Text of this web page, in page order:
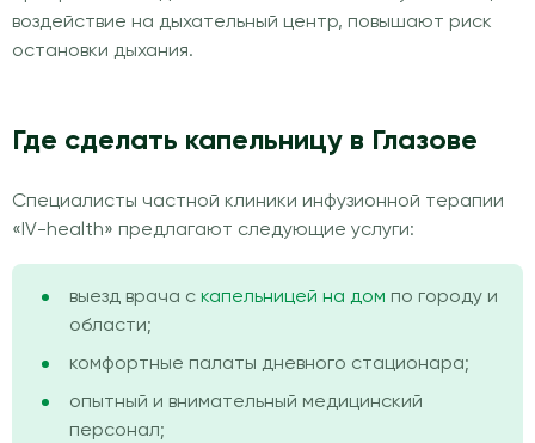
воздействие на дыхательный центр, повышают риск
остановки дыхания.
Где сделать капельницу в Глазове
Специалисты частной клиники инфузионной терапии
«IV-health» предлагают следующие услуги:
выезд врача с капельницей на дом по городу и
области;
комфортные палаты дневного стационара;
опытный и внимательный медицинский
персонал;